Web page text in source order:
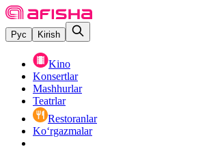
Рус Kirish
Kino
Konsertlar
Mashhurlar
Teatrlar
Restoranlar
Ko‘rgazmalar